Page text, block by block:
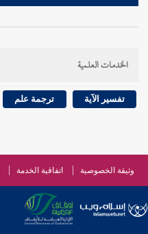
الخدمات العلمية
تفسير الآية ترجمة علم
وثيقة الخصوصية اتفاقية الخدمة